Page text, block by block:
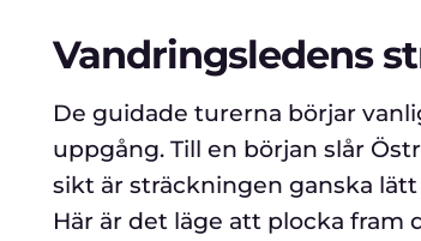
Vandringsledens
De guidade turerna börjar
uppgång. Till en början slår
sikt är sträckningen ganska
Här är det läge att plocka fram